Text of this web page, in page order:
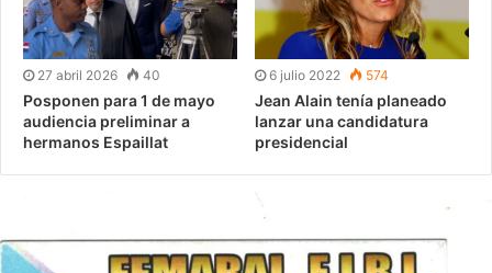
27 abril 2026 40
Posponen para 1 de mayo
audiencia preliminar a
hermanos Espaillat
6 julio 2022 574
Jean Alain tenía planeado
lanzar una candidatura
presidencial